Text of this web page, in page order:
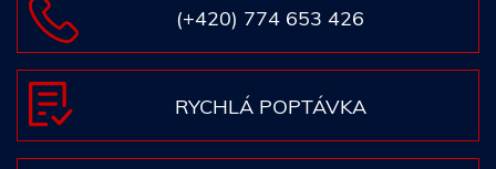
(+420) 774 653 426
RYCHLÁ POPTÁVKA